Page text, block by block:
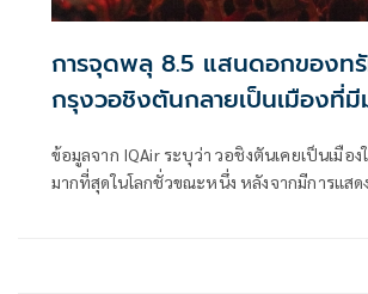
การจุดพลุ 8.5 แสนดอกของทรั
กรุงวอชิงตันกลายเป็นเมืองที่
ข้อมูลจาก IQAir ระบุว่า วอชิงตันเคยเป็นเมื
มากที่สุดในโลกชั่วขณะหนึ่ง หลังจากมีการแสด